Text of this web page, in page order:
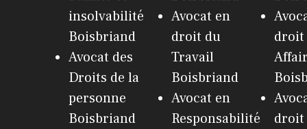
insolvabilité
Boisbriand
Avocat des
Droits de la
personne
Boisbriand
Avocat en
droit du
Travail
Boisbriand
Avocat en
Responsabilité
droit
droit